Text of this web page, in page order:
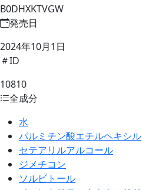
B0DHXKTVGW
発売日
2024年10月1日
ID
10810
全成分
水
パルミチン酸エチルヘキシル
セテアリルアルコール
ジメチコン
ソルビトール